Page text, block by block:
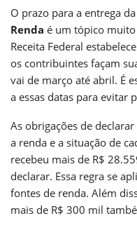
O prazo para a entrega da
Renda é um tópico
Receita Federal
os contribuintes façam
vai de março até abril. É
a essas datas para evitar
As obrigações de
a renda e a situação de
recebeu mais de R$
declarar. Essa regra se
fontes de renda. Além
mais de R$ 300 mil